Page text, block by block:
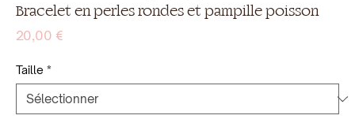
Bracelet en perles rondes et pampille poisson
20,00 €
Taille *